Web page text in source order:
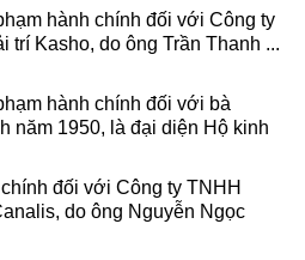
hành chính đối với Công ty
trí Kasho, do ông Trần Thanh ...
hành chính đối với bà
năm 1950, là đại diện Hộ kinh
đối với Công ty TNHH
do ông Nguyễn Ngọc